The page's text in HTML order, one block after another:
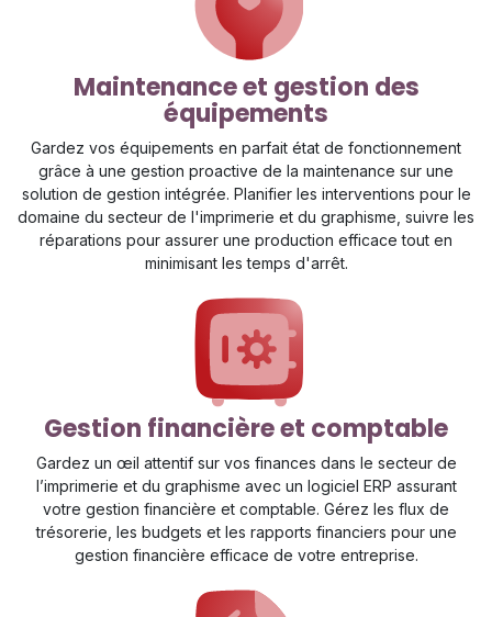
Maintenance et gestion des
équipements
Gardez vos équipements en parfait état de fonctionnement
grâce à une gestion proactive de la maintenance sur une
solution de gestion intégrée. Planifier les interventions pour le
domaine du secteur de l'imprimerie et du graphisme, suivre les
réparations pour assurer une production efficace tout en
minimisant les temps d'arrêt.
Gestion financière et comptable
Gardez un œil attentif sur vos finances dans le secteur de
l’imprimerie et du graphisme avec un logiciel ERP assurant
votre gestion financière et comptable. Gérez les flux de
trésorerie, les budgets et les rapports financiers pour une
gestion financière efficace de votre entreprise.